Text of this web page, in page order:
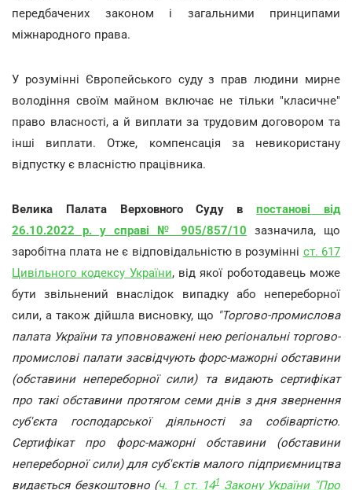
передбачених законом і загальними принципами
міжнародного права.
У розумінні Європейського суду з прав людини мирне
володіння своїм майном включає не тільки "класичне"
право власності, а й виплати за трудовим договором та
інші виплати. Отже, компенсація за невикористану
відпустку є власністю працівника.
Велика Палата Верховного Суду в
постанові від
26.10.2022 р. у справі № 905/857/10 зазначила, що
заробітна плата не є відповідальністю в розумінні ст. 617
Цивільного кодексу України, від якої роботодавець може
бути звільнений внаслідок випадку або непереборної
сили, а також дійшла висновку, що "Торгово-промислова
палата України та уповноважені нею регіональні торгово-
промислові палати засвідчують форс-мажорні обставини
(обставини непереборної сили) та видають сертифікат
про такі обставини протягом семи днів з дня звернення
суб'єкта господарської діяльності за собівартістю.
Сертифікат про форс-мажорні обставини (обставини
непереборної сили) для суб'єктів малого підприємництва
видається безкоштовно (ч. 1 ст. 141 Закону України "Про